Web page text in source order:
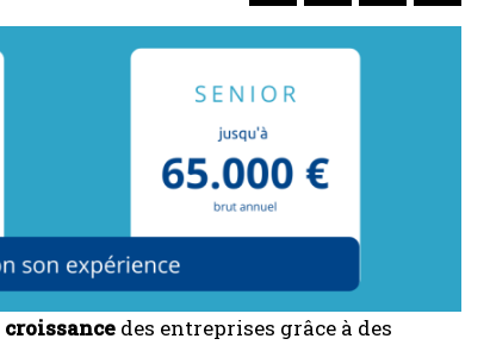
croissance des entreprises grâce à des